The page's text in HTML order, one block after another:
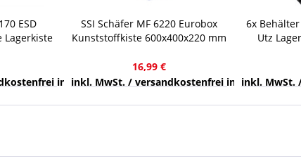
39,99 €
ESD
Lagerkiste
innerhalb Deutschlands
SSI Schäfer MF 6220 Eurobox
Kunststoffkiste 600x400x220 mm
16,99 €
inkl. MwSt. / versandkostenfrei innerhalb
6x Behälter
Utz
inkl. MwSt.